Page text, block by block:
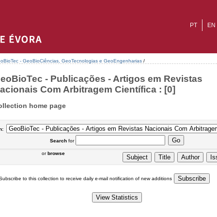
EN
PT
- GeoBioCiências, GeoTecnologias e GeoEngenharias /
- Publicações - Artigos em Revistas
Com Arbitragem Científica : [0]
home page
Searchfor
orbrowse
to this collection to receive daily e-mail notification of new additions